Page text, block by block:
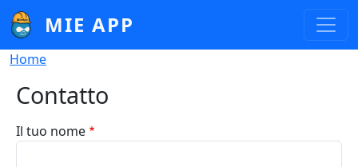
Salta al contenuto principale
MIE APP
Briciole di pane
Home
Contatto
Il tuo nome